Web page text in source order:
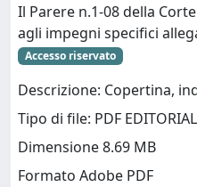
Il Parere n.1-08 della
agli impegni specifici
Accesso riservato
Descrizione: Copertina,
Tipo di file: PDF
Dimensione 8.69 MB
Formato Adobe PDF